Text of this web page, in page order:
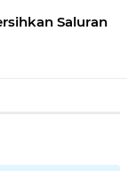
Saluran